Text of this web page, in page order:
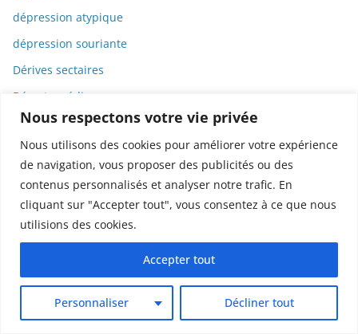
Nous respectons votre vie privée
Nous utilisons des cookies pour améliorer votre expérience
de navigation, vous proposer des publicités ou des
contenus personnalisés et analyser notre trafic. En
cliquant sur "Accepter tout", vous consentez à ce que nous
utilisions des cookies.
Personnaliser Décliner tout
Accepter tout
dépression atypique
dépression souriante
Dérives sectaires
Déserts médicaux
Désinformation
Dessin
Dessins animés
Déterminisme
Detox
Dette immunitaire
Deux-roues